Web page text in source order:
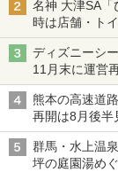
名神 大津SA「
時は店舗・ト
ディズニーシ
11月末に運営
は1500円
熊本の高速道
再開は8月後半
群馬・水上温
坪の庭園湯め